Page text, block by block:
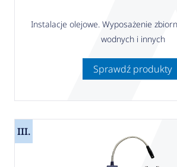
Instalacje olejowe. Wyposażenie
wodnych i innych
Sprawdź produkty
III.